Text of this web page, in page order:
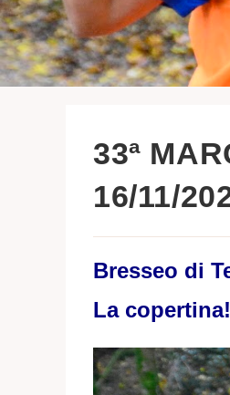
33ª
16/11/
Bresseo di
La